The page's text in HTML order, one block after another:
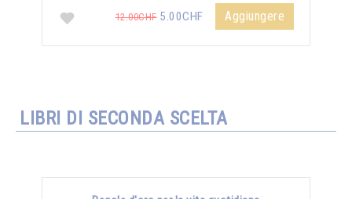
12.00CHF5.00CHF Aggiungere
LIBRI DI SECONDA SCELTA